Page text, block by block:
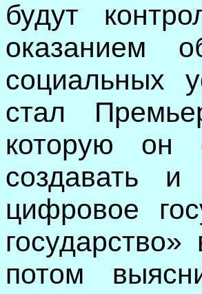
будут
оказанием
социальных
стал
которую
создавать и
цифровое
потом